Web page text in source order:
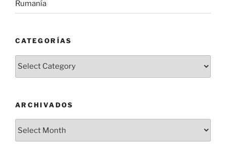
Rumanía
CATEGORÍAS
Categorías
ARCHIVADOS